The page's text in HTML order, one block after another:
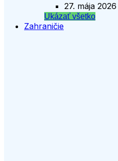
27. mája 2026
Ukázať všetko
Zahraničie